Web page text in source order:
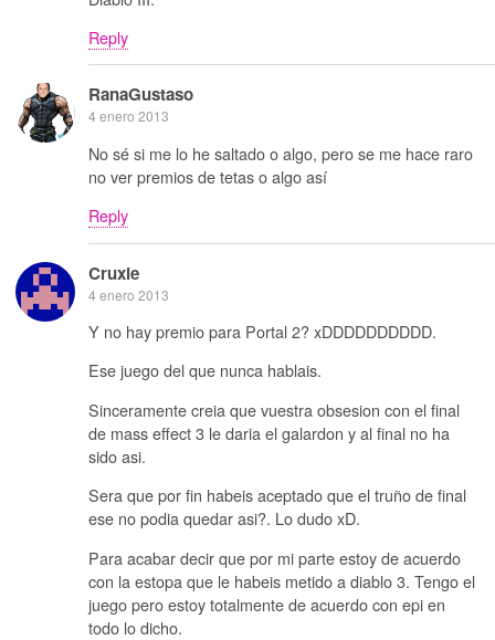
Reply
RanaGustaso
4 enero 2013
No sé si me lo he saltado o algo, pero se me hace raro
no ver premios de tetas o algo así
Reply
Cruxie
4 enero 2013
Y no hay premio para Portal 2? xDDDDDDDDDD.
Ese juego del que nunca hablais.
Sinceramente creia que vuestra obsesion con el final
de mass effect 3 le daria el galardon y al final no ha
sido asi.
Sera que por fin habeis aceptado que el truño de final
ese no podia quedar asi?. Lo dudo xD.
Para acabar decir que por mi parte estoy de acuerdo
con la estopa que le habeis metido a diablo 3. Tengo el
juego pero estoy totalmente de acuerdo con epi en
todo lo dicho.